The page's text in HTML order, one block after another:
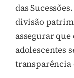
das
divisão
assegurar
adolescentes
transparência